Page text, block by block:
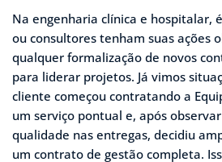
Na engenharia clínica e hospitalar,
ou consultores tenham suas ações
qualquer formalização de novos
para liderar projetos. Já vimos
cliente começou contratando a
um serviço pontual e, após
qualidade nas entregas, decidiu
um contrato de gestão completa.